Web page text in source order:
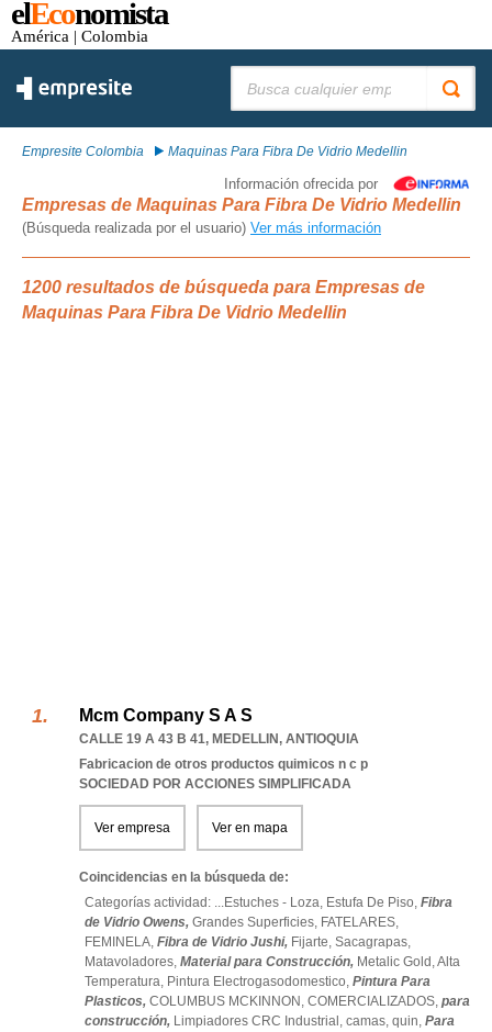
elEconomista
América | Colombia
Empresite Colombia Maquinas Para Fibra De Vidrio Medellin
Información ofrecida por
Empresas de Maquinas Para Fibra De Vidrio Medellin
(Búsqueda realizada por el usuario) Ver más información
1200 resultados de búsqueda para Empresas de
Maquinas Para Fibra De Vidrio Medellin
Mcm Company S A S
CALLE 19 A 43 B 41, MEDELLIN, ANTIOQUIA
Fabricacion de otros productos quimicos n c p
SOCIEDAD POR ACCIONES SIMPLIFICADA
Ver empresa Ver en mapa
Coincidencias en la búsqueda de:
Categorías actividad: ...Estuches - Loza, Estufa De Piso, Fibra
de Vidrio Owens, Grandes Superficies, FATELARES,
FEMINELA, Fibra de Vidrio Jushi, Fijarte, Sacagrapas,
Matavoladores, Material para Construcción, Metalic Gold,Alta
Temperatura, Pintura Electrogasodomestico, Pintura Para
Plasticos, COLUMBUS MCKINNON, COMERCIALIZADOS, para
construcción, Limpiadores CRC Industrial, camas, quin, Para